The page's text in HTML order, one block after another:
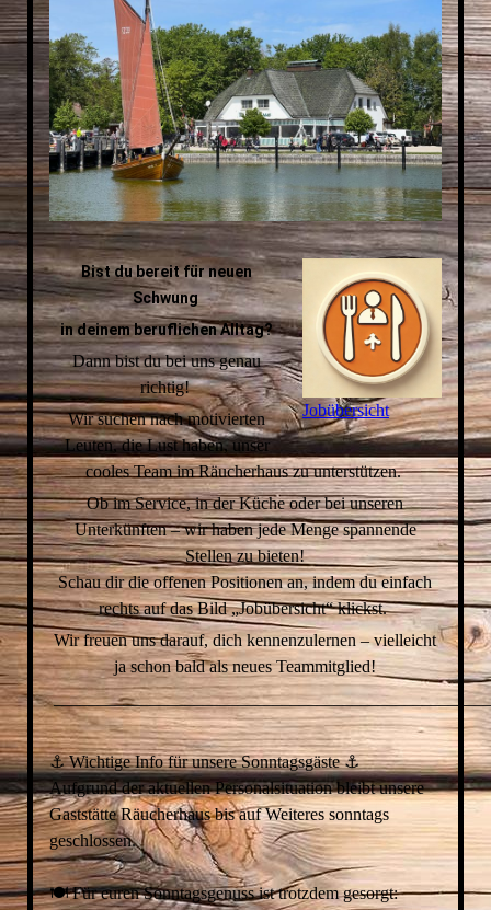
Jobübersicht
Bist du bereit für neuen
Schwung
in deinem beruflichen Alltag?
Dann bist du bei uns genau
richtig!
Wir suchen nach motivierten
Leuten, die Lust haben, unser
cooles Team im Räucherhaus zu unterstützen.
Ob im Service, in der Küche oder bei unseren
Unterkünften – wir haben jede Menge spannende
Stellen zu bieten!
Schau dir die offenen Positionen an, indem du einfach
rechts auf das Bild „Jobübersicht“ klickst.
Wir freuen uns darauf, dich kennenzulernen – vielleicht
ja schon bald als neues Teammitglied!
⚓️ Wichtige Info für unsere Sonntagsgäste ⚓️
Aufgrund der aktuellen Personalsituation bleibt unsere
Gaststätte Räucherhaus bis auf Weiteres sonntags
geschlossen.
🍽 Für euren Sonntagsgenuss ist trotzdem gesorgt: